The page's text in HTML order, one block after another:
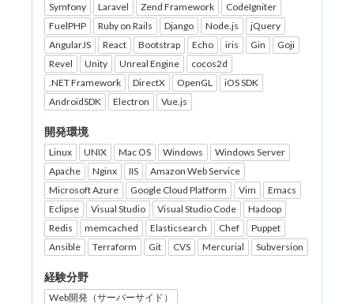
Symfony
Laravel Zend Framework
CodeIgniter
FuelPHP
Ruby on Rails Django Node.js
jQuery
AngularJS
React Bootstrap Echo iris Gin
Goji
Revel
Unity Unreal Engine
cocos2d
.NET Framework
DirectX OpenGL
iOS SDK
AndroidSDK
Electron Vue.js
開発環境
Linux UNIX Mac OS Windows
Windows Server
Apache
Nginx IIS
Amazon Web Service
Microsoft Azure
Google Cloud Platform Vim
Emacs
Eclipse
Visual Studio Visual Studio Code
Hadoop
Redis
memcached Elasticsearch Chef
Puppet
Ansible
Terraform Git CVS Mercurial Subversion
経験分野
Web開発（サーバーサイド）